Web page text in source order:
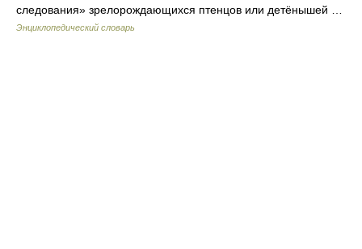
следования» зрелорождающихся птенцов или детёнышей …
Энциклопедический словарь